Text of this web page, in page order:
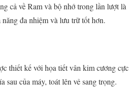
cả về Ram và bộ nhớ trong lần lượt là
đa nhiệm và lưu trữ tốt hơn.
thiết kế với họa tiết vân kim cương cực
sau của máy, toát lên vẻ sang trọng.